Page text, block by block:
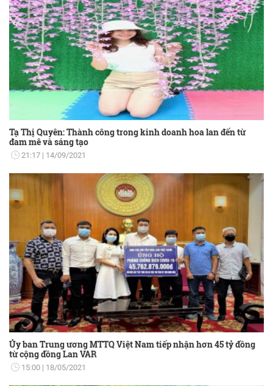
Tạ Thị Quyên: Thành công trong kinh doanh hoa lan đến từ
đam mê và sáng tạo
21:17 14/09/2021
Ủy ban Trung ương MTTQ Việt Nam tiếp nhận hơn 45 tỷ đồng
từ cộng đồng Lan VAR
15:00 18/05/2021